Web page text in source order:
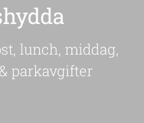
lunch, middag,
parkavgifter